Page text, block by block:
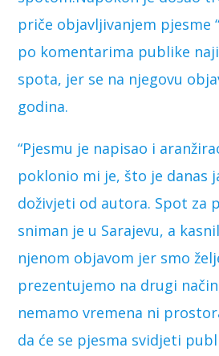
priče objavljivanjem pjesme
po komentarima publike
spota, jer se na njegovu
godina.
“Pjesmu je napisao i
poklonio mi je, što je danas
doživjeti od autora. Spot za
sniman je u Sarajevu, a
njenom objavom jer smo
prezentujemo na drugi
nemamo vremena ni
da će se pjesma svidjeti